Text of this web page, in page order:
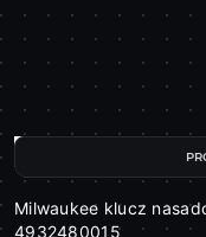
Milwaukee klucz
4932480015